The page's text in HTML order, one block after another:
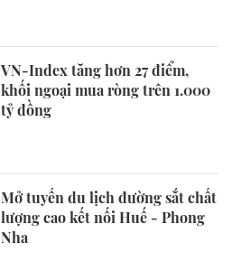
VN-Index tăng hơn 27 điểm,
khối ngoại mua ròng trên 1.000
tỷ đồng
Mở tuyến du lịch đường sắt chất
lượng cao kết nối Huế - Phong
Nha